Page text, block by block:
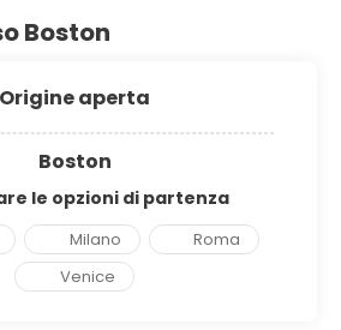
Boston
Origine aperta
Boston
le opzioni di partenza
Milano
Roma
Venice